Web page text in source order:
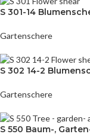
S 301-14
Gartenschere
S 302 14-2
Gartenschere
S 550 Baum-,